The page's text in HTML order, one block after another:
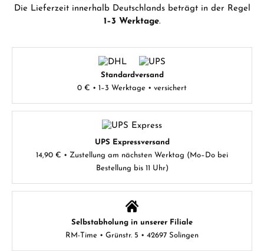
Die Lieferzeit innerhalb Deutschlands beträgt in der Regel
1–3 Werktage.
Standardversand
0 € • 1–3 Werktage • versichert
UPS Expressversand
14,90 € • Zustellung am nächsten Werktag (Mo–Do bei
Bestellung bis 11 Uhr)
Selbstabholung in unserer Filiale
RM-Time • Grünstr. 5 • 42697 Solingen